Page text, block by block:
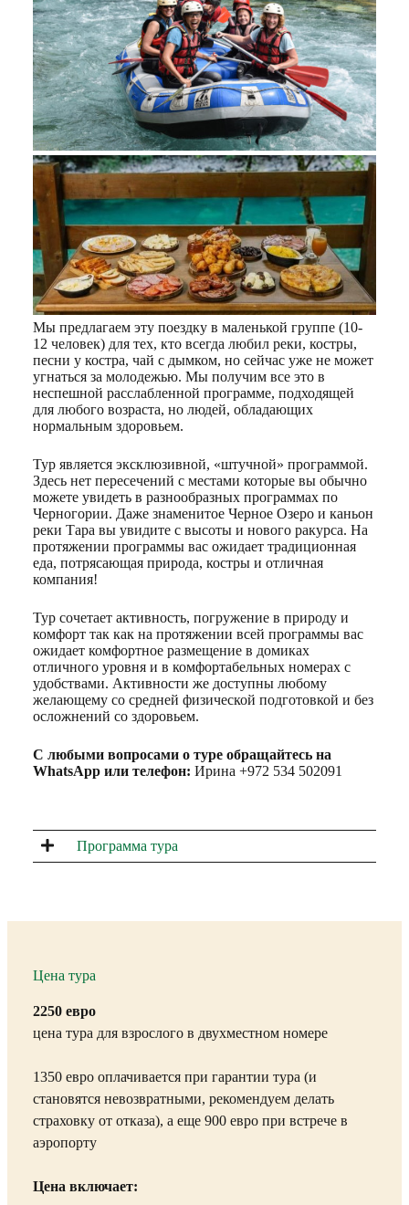
Мы предлагаем эту поездку в маленькой группе (10-
12 человек) для тех, кто всегда любил реки, костры,
песни у костра, чай с дымком, но сейчас уже не может
угнаться за молодежью. Мы получим все это в
неспешной расслабленной программе, подходящей
для любого возраста, но людей, обладающих
нормальным здоровьем.
Тур является эксклюзивной, «штучной» программой.
Здесь нет пересечений с местами которые вы обычно
можете увидеть в разнообразных программах по
Черногории. Даже знаменитое Черное Озеро и каньон
реки Тара вы увидите с высоты и нового ракурса. На
протяжении программы вас ожидает традиционная
еда, потрясающая природа, костры и отличная
компания!
Тур сочетает активность, погружение в природу и
комфорт так как на протяжении всей программы вас
ожидает комфортное размещение в домиках
отличного уровня и в комфортабельных номерах с
удобствами. Активности же доступны любому
желающему со средней физической подготовкой и без
осложнений со здоровьем.
С любыми вопросами о туре обращайтесь на
WhatsApp или телефон: Ирина +972 534 502091
Программа тура
Цена тура
2250 евро
цена тура для взрослого в двухместном номере
1350 евро оплачивается при гарантии тура (и
становятся невозвратными, рекомендуем делать
страховку от отказа), а еще 900 евро при встрече в
аэропорту
Цена включает: